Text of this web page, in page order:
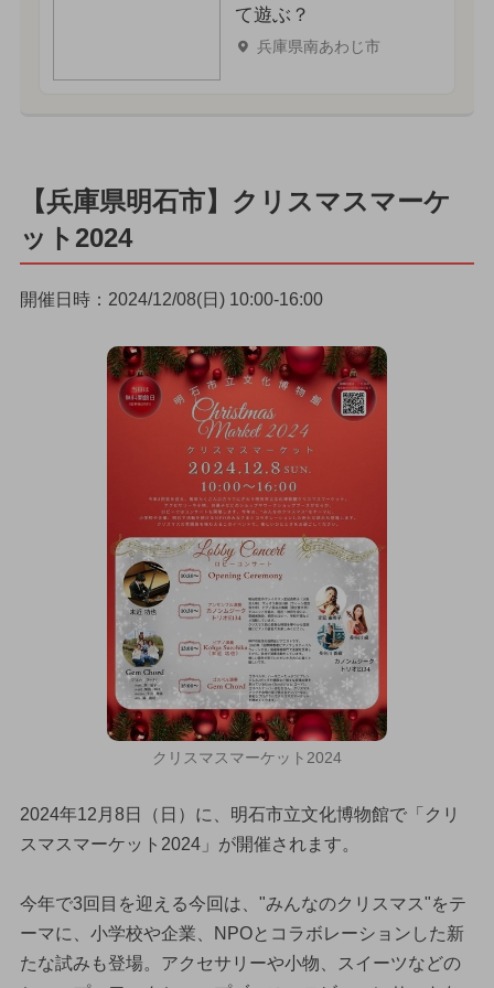
て遊ぶ？
兵庫県南あわじ市
【兵庫県明石市】クリスマスマーケ
ット2024
開催日時：2024/12/08(日) 10:00-16:00
クリスマスマーケット2024
2024年12月8日（日）に、明石市立文化博物館で「クリ
スマスマーケット2024」が開催されます。
今年で3回目を迎える今回は、"みんなのクリスマス"をテ
ーマに、小学校や企業、NPOとコラボレーションした新
たな試みも登場。アクセサリーや小物、スイーツなどの